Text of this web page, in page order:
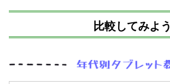
比較してみよう